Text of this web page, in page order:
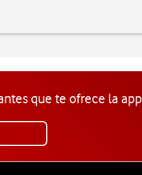
que te ofrece la app